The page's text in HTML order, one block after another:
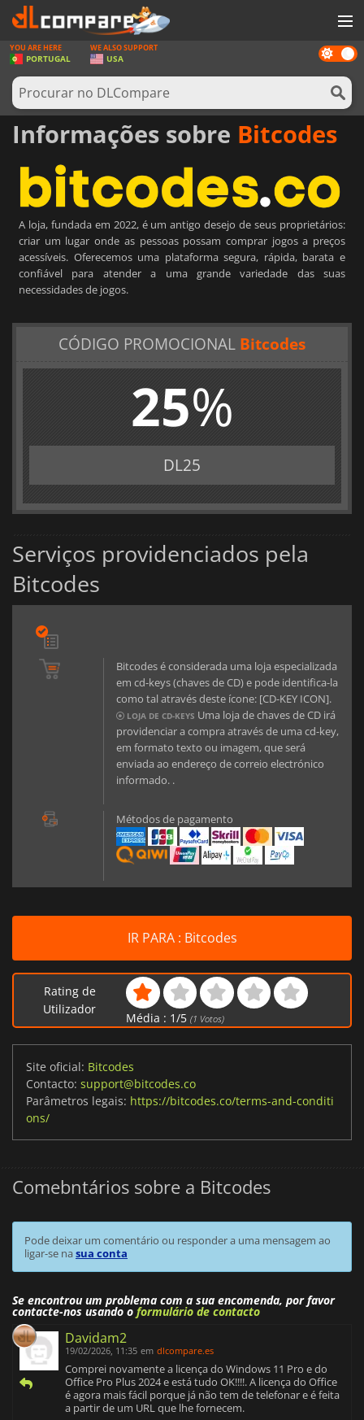
JOGOS
GAME CARDS
SOFTWARE
HARDWARE
NOTÍCIAS
ENTRAR OU REGISTAR
Dark
mode
YOU ARE HERE
PORTUGAL
WE ALSO SUPPORT
USA
Informações sobre Bitcodes
A loja, fundada em 2022, é um antigo desejo de seus proprietários:
criar um lugar onde as pessoas possam comprar jogos a preços
acessíveis. Oferecemos uma plataforma segura, rápida, barata e
confiável para atender a uma grande variedade das suas
necessidades de jogos.
CÓDIGO PROMOCIONAL Bitcodes
25%
DL25
Serviços providenciados pela
Bitcodes
Bitcodes é considerada uma loja especializada
em cd-keys (chaves de CD) e pode identifica-la
como tal através deste ícone: [CD-KEY ICON].
LOJA DE CD-KEYS Uma loja de chaves de CD irá
providenciar a compra através de uma cd-key,
em formato texto ou imagem, que será
enviada ao endereço de correio electrónico
informado. .
Métodos de pagamento
IR PARA : Bitcodes
Rating de
Utilizador
Média : 1/5 (1 Votos)
Site oficial: Bitcodes
Contacto: support@bitcodes.co
Parâmetros legais: https://bitcodes.co/terms-and-conditi
ons/
Comebntários sobre a Bitcodes
Pode deixar um comentário ou responder a uma mensagem ao
ligar-se nasua conta
Se encontrou um problema com a sua encomenda, por favor
contacte-nos usando o formulário de contacto
Davidam2
19/02/2026, 11:35 em dlcompare.es
Comprei novamente a licença do Windows 11 Pro e do
Office Pro Plus 2024 e está tudo OK!!!!. A licença do Office
é agora mais fácil porque já não tem de telefonar e é feita
a partir de um URL que lhe fornecem.